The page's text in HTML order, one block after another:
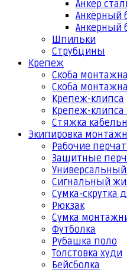
Анкер
Анкерный
Анкерный
Шпильки
Струбцины
Крепеж
Скоба
Скоба
Крепеж-клипса
Крепеж-
Стяжка
Экипировка
Рабочие
Защитные
Сигнальный
Сумка-скрутка
Рюкзак
Сумка
Футболка
Рубашка поло
Толстовка худи
Бейсболка